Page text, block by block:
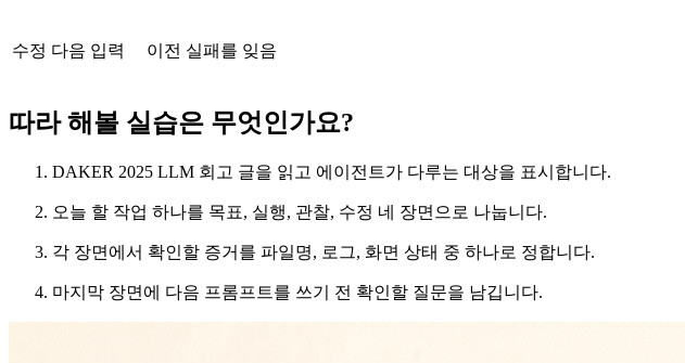
수정 다음 입력 이전 실패를 잊음
따라 해볼 실습은 무엇인가요?
DAKER 2025 LLM 회고 글을 읽고 에이전트가 다루는 대상을 표시합니다.
오늘 할 작업 하나를 목표, 실행, 관찰, 수정 네 장면으로 나눕니다.
각 장면에서 확인할 증거를 파일명, 로그, 화면 상태 중 하나로 정합니다.
마지막 장면에 다음 프롬프트를 쓰기 전 확인할 질문을 남깁니다.